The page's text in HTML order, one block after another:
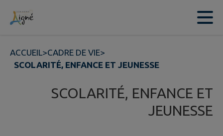
Contenu
ACCUEIL>CADRE DE VIE>
SCOLARITÉ, ENFANCE ET JEUNESSE
SCOLARITÉ, ENFANCE ET
JEUNESSE